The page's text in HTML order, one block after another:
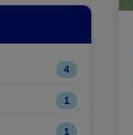
4
1
1